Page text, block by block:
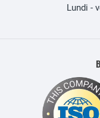
Lundi -